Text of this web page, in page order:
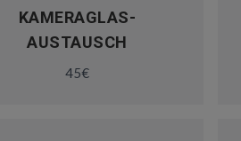
KAMERAGLAS-
AUSTAUSCH
45€